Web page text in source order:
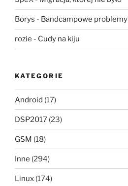
Borys - Bandcampowe problemy
rozie - Cudy na kiju
KATEGORIE
Android (17)
DSP2017 (23)
GSM (18)
Inne (294)
Linux (174)